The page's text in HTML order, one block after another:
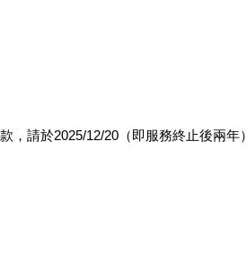
請於2025/12/20（即服務終止後兩年）